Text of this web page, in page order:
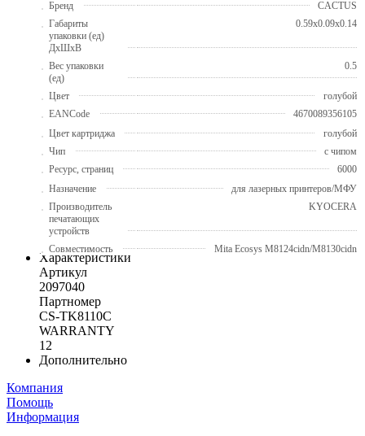
Бренд
CACTUS
Габариты
упаковки (ед)
ДхШхВ
0.59x0.09x0.14
Вес упаковки
(ед)
0.5
Цвет
голубой
EANCode
4670089356105
Цвет картриджа
голубой
Чип
с чипом
Ресурс, страниц
6000
Назначение
для лазерных принтеров/МФУ
Производитель
печатающих
устройств
KYOCERA
Совместимость Mita Ecosys M8124cidn/M8130cidn
Характеристики
Артикул
2097040
Партномер
CS-TK8110C
WARRANTY
12
Дополнительно
Компания
Помощь
Информация